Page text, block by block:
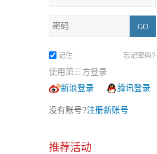
记住 忘记密码?
使用第三方登录
新浪登录
腾讯登录
没有账号?注册新账号
推荐活动